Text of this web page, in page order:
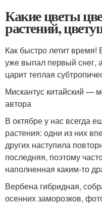
Какие цветы
растений,
Как быстро летит время!
уже выпал первый
царит теплая
Мискантус китайский —
автора
В октябре у нас всегда
растения: одни из них
других наступила
последняя, поэтому
наполненная каким-то
Вербена гибридная,
осенних заморозков,